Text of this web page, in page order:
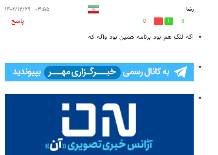
رضا ۰۳:۵۵ - ۱۴۰۲/۱۲/۲۹
0
0
پاسخ
اگه لنگ هم بود برنامه همین بود وآله که